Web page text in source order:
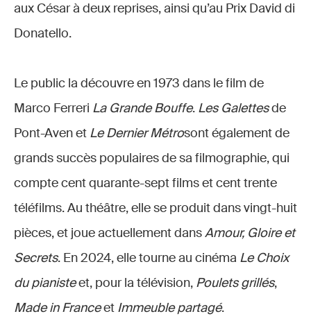
aux César à deux reprises, ainsi qu’au Prix David di
Donatello.
Le public la découvre en 1973 dans le film de
Marco Ferreri La Grande Bouffe. Les Galettesde
Pont-Aven et Le Dernier Métrosont également de
grands succès populaires de sa filmographie, qui
compte cent quarante-sept films et cent trente
téléfilms. Au théâtre, elle se produit dans vingt-huit
pièces, et joue actuellement dansAmour, Gloire et
Secrets. En 2024, elle tourne au cinéma Le Choix
du pianisteet, pour la télévision, Poulets grillés,
Made in Franceet Immeuble partagé.